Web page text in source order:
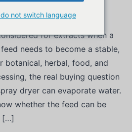
polvo
for extracts when a
needs to become a stable,
botanical, herbal, food, and
the real buying question
dryer can evaporate water.
whether the feed can be
[…]
not switch language